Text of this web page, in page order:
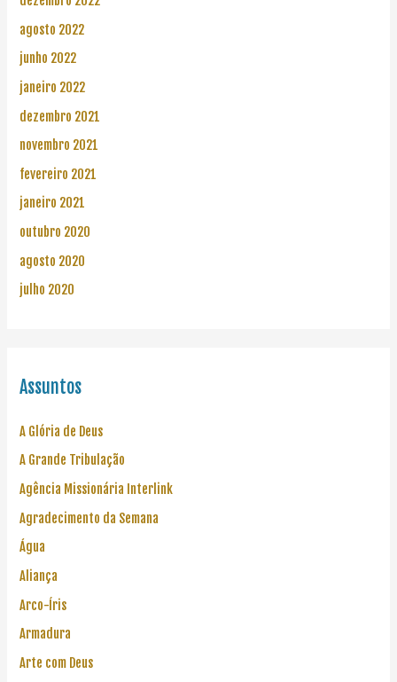
agosto 2022
junho 2022
janeiro 2022
dezembro 2021
novembro 2021
fevereiro 2021
janeiro 2021
outubro 2020
agosto 2020
julho 2020
Assuntos
A Glória de Deus
A Grande Tribulação
Agência Missionária Interlink
Agradecimento da Semana
Água
Aliança
Arco-Íris
Armadura
Arte com Deus